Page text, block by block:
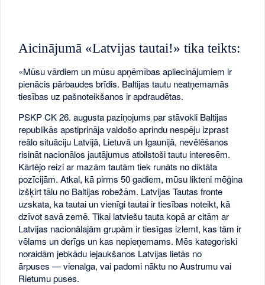
Aicinājumā «Latvijas tautai!» tika teikts:
«Mūsu vārdiem un mūsu apņēmības apliecinājumiem ir
pienācis pārbaudes brīdis. Baltijas tautu neatņemamās
tiesības uz pašnoteikšanos ir apdraudētas.
PSKP CK 26. augusta paziņojums par stāvokli Baltijas
republikās apstiprināja valdošo aprindu nespēju izprast
reālo situāciju Latvijā, Lietuvā un Igaunijā, nevēlēšanos
risināt nacionālos jautājumus atbilstoši tautu interesēm.
Kārtējo reizi ar mazām tautām tiek runāts no diktāta
pozīcijām. Atkal, kā pirms 50 gadiem, mūsu likteni mēģina
izšķirt tālu no Baltijas robežām. Latvijas Tautas fronte
uzskata, ka tautai un vienīgi tautai ir tiesības noteikt, kā
dzīvot savā zemē. Tikai latviešu tauta kopā ar citām ar
Latvijas nacionālajām grupām ir tiesīgas izlemt, kas tām ir
vēlams un derīgs un kas nepieņemams. Mēs kategoriski
noraidām jebkādu iejaukšanos Latvijas lietās no
ārpuses — vienalga, vai padomi nāktu no Austrumu vai
Rietumu puses.